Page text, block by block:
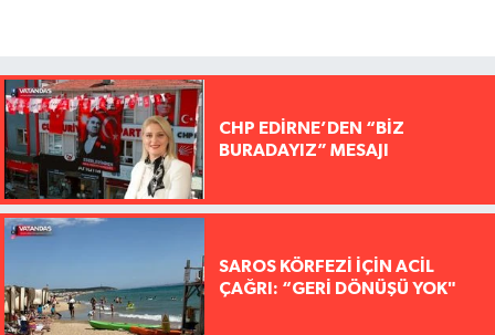
CHP EDİRNE’DEN “BİZ
BURADAYIZ” MESAJI
SAROS KÖRFEZİ İÇİN ACİL
ÇAĞRI: “GERİ DÖNÜŞÜ YOK"